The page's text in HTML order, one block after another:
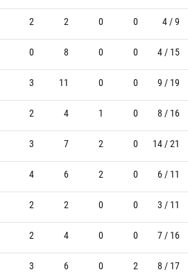
2 2 0 0 4 / 9
0 8 0 0 4 / 15
3 11 0 0 9 / 19
2 4 1 0 8 / 16
3 7 2 0 14 / 21
4 6 2 0 6 / 11
2 2 0 0 3 / 11
2 4 0 0 7 / 16
3 6 0 2 8 / 17